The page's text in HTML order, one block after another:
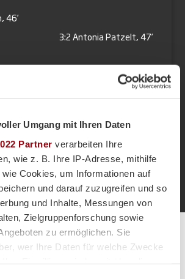
Umgang mit Ihren Daten
Partner verarbeiten Ihre
wie z. B. Ihre IP-Adresse, mithilfe
wie Cookies, um Informationen auf
und darauf zuzugreifen und so
und Inhalte, Messungen von
Zielgruppenforschung sowie
zu ermöglichen. Sie
wer Ihre Daten für welche Zwecke
46’
3:2Antonia Patzelt, 47’
3:3Antonia Patzelt, 60’
Zur Startseite
und Honamas live und kostenfrei